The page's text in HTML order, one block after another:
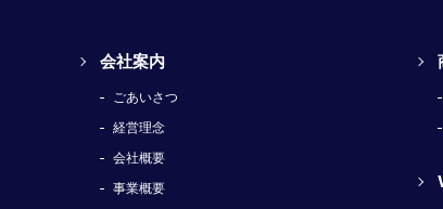
会社案内
ごあいさつ
経営理念
会社概要
事業概要